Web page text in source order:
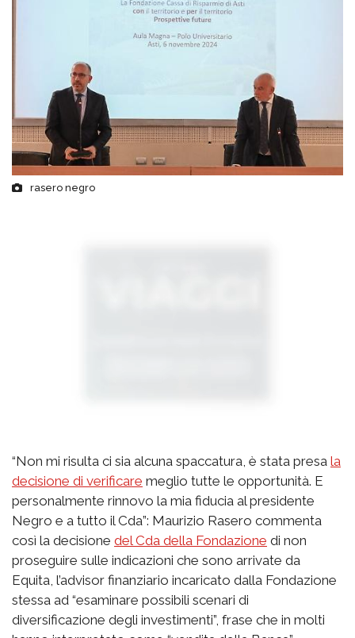
rasero negro
“Non mi risulta ci sia alcuna spaccatura, è stata presa la
decisione di verificare meglio tutte le opportunità. E
personalmente rinnovo la mia fiducia al presidente
Negro e a tutto il Cda”: Maurizio Rasero commenta
così la decisione del Cda della Fondazione di non
proseguire sulle indicazioni che sono arrivate da
Equita, l’advisor finanziario incaricato dalla Fondazione
stessa ad “esaminare possibili scenari di
diversificazione degli investimenti”, frase che in molti